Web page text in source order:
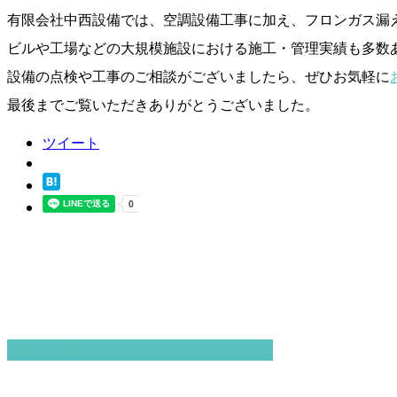
有限会社中西設備では、空調設備工事に加え、フロンガス
ビルや工場などの大規模施設における施工・管理実績も多
設備の点検や工事のご相談がございましたら、ぜひお気軽に
最後までご覧いただきありがとうございました。
ツイート